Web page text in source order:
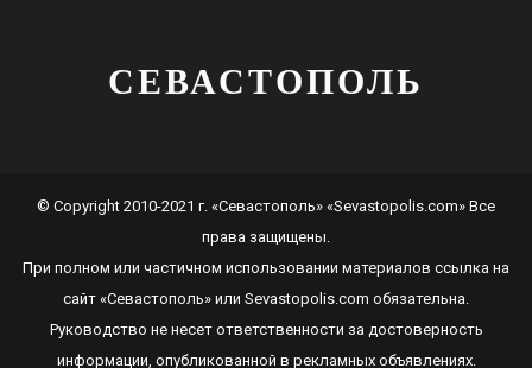
СЕВАСТОПОЛЬ
© Copyright 2010-2021 г. «Севастополь» «Sevastopolis.com» Все
права защищены.
При полном или частичном использовании материалов ссылка на
сайт «Севастополь» или Sevastopolis.com обязательна.
Руководство не несет ответственности за достоверность
информации, опубликованной в рекламных объявлениях.